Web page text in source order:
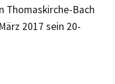
Thomaskirche-Bach
2017 sein 20-